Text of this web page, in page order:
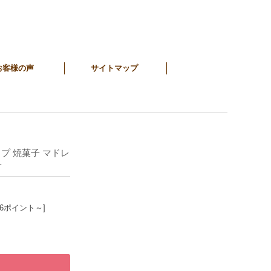
客様の声 サイトマップ
焼菓子 マドレ
ポイント～]